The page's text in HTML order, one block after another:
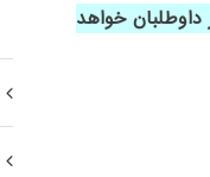
در اختیار داوطلبان خواهد